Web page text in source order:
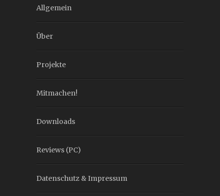
Allgemein
Über
Projekte
Mitmachen!
Downloads
Reviews (PC)
Datenschutz & Impressum